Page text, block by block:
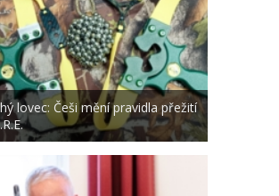
lovec: Češi mění pravidla přežití